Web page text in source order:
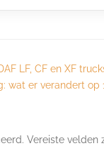
LF, CF en XF
wat er verandert op
Vereiste velden